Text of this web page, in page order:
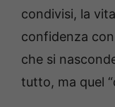
condivisi, la
confidenza
che si
tutto, ma quel